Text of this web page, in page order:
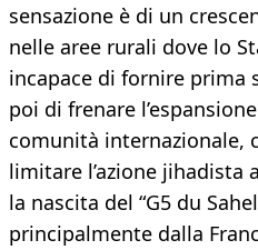
sensazione è di un
nelle aree rurali dove lo
incapace di fornire prima
poi di frenare
comunità internazionale,
limitare l’azione jihadista
la nascita del “G5 du
principalmente dalla